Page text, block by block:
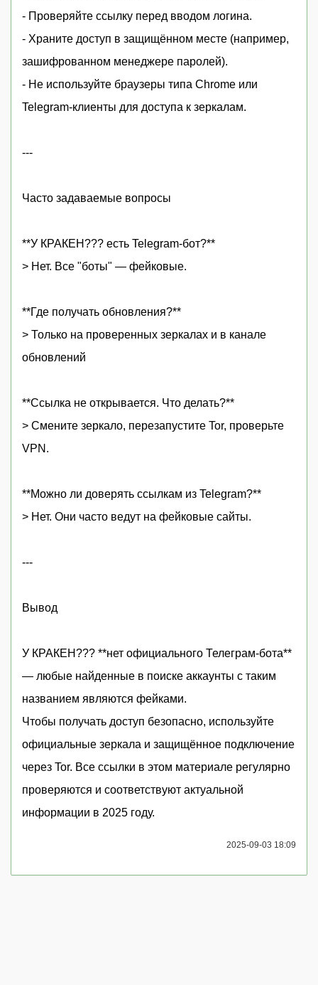
- Проверяйте ссылку перед вводом логина.
- Храните доступ в защищённом месте (например,
зашифрованном менеджере паролей).
- Не используйте браузеры типа Chrome или
Telegram-клиенты для доступа к зеркалам.
---
Часто задаваемые вопросы
**У КРАКЕН??? есть Telegram-бот?**
> Нет. Все "боты" — фейковые.
**Где получать обновления?**
> Только на проверенных зеркалах и в канале
обновлений
**Ссылка не открывается. Что делать?**
> Смените зеркало, перезапустите Tor, проверьте
VPN.
**Можно ли доверять ссылкам из Telegram?**
> Нет. Они часто ведут на фейковые сайты.
---
Вывод
У КРАКЕН??? **нет официального Телеграм-бота**
— любые найденные в поиске аккаунты с таким
названием являются фейками.
Чтобы получать доступ безопасно, используйте
официальные зеркала и защищённое подключение
через Tor. Все ссылки в этом материале регулярно
проверяются и соответствуют актуальной
информации в 2025 году.
2025-09-03 18:09